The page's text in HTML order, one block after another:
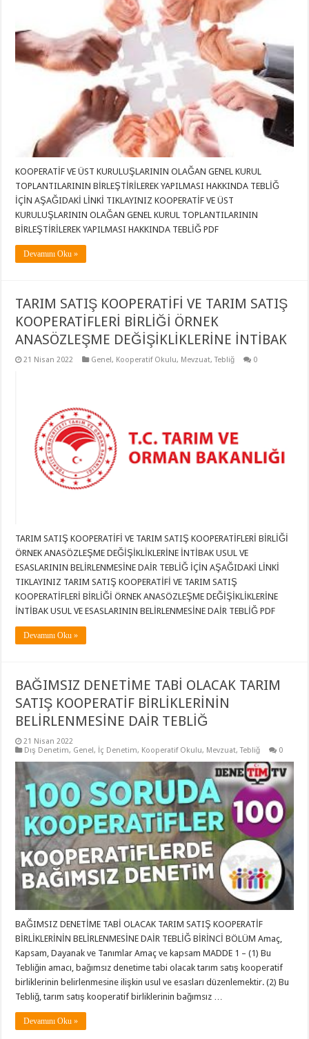
KOOPERATİF VE ÜST KURULUŞLARININ OLAĞAN GENEL KURUL
TOPLANTILARININ BİRLEŞTİRİLEREK YAPILMASI HAKKINDA TEBLİĞ
İÇİN AŞAĞIDAKİ LİNKİ TIKLAYINIZ KOOPERATİF VE ÜST
KURULUŞLARININ OLAĞAN GENEL KURUL TOPLANTILARININ
BİRLEŞTİRİLEREK YAPILMASI HAKKINDA TEBLİĞ PDF
Devamını Oku »
TARIM SATIŞ KOOPERATİFİ VE TARIM SATIŞ
KOOPERATİFLERİ BİRLİĞİ ÖRNEK
ANASÖZLEŞME DEĞİŞİKLİKLERİNE İNTİBAK
21 Nisan 2022 Genel, Kooperatif Okulu, Mevzuat,Tebliğ 0
TARIM SATIŞ KOOPERATİFİ VE TARIM SATIŞ KOOPERATİFLERİ BİRLİĞİ
ÖRNEK ANASÖZLEŞME DEĞİŞİKLİKLERİNE İNTİBAK USUL VE
ESASLARININ BELİRLENMESİNE DAİR TEBLİĞ İÇİN AŞAĞIDAKİ LİNKİ
TIKLAYINIZ TARIM SATIŞ KOOPERATİFİ VE TARIM SATIŞ
KOOPERATİFLERİ BİRLİĞİ ÖRNEK ANASÖZLEŞME DEĞİŞİKLİKLERİNE
İNTİBAK USUL VE ESASLARININ BELİRLENMESİNE DAİR TEBLİĞ PDF
Devamını Oku »
BAĞIMSIZ DENETİME TABİ OLACAK TARIM
SATIŞ KOOPERATİF BİRLİKLERİNİN
BELİRLENMESİNE DAİR TEBLİĞ
21 Nisan 2022
Dış Denetim, Genel, İç Denetim, Kooperatif Okulu, Mevzuat,Tebliğ 0
BAĞIMSIZ DENETİME TABİ OLACAK TARIM SATIŞ KOOPERATİF
BİRLİKLERİNİN BELİRLENMESİNE DAİR TEBLİĞ BİRİNCİ BÖLÜM Amaç,
Kapsam, Dayanak ve Tanımlar Amaç ve kapsam MADDE 1 – (1) Bu
Tebliğin amacı, bağımsız denetime tabi olacak tarım satış kooperatif
birliklerinin belirlenmesine ilişkin usul ve esasları düzenlemektir. (2) Bu
Tebliğ, tarım satış kooperatif birliklerinin bağımsız …
Devamını Oku »